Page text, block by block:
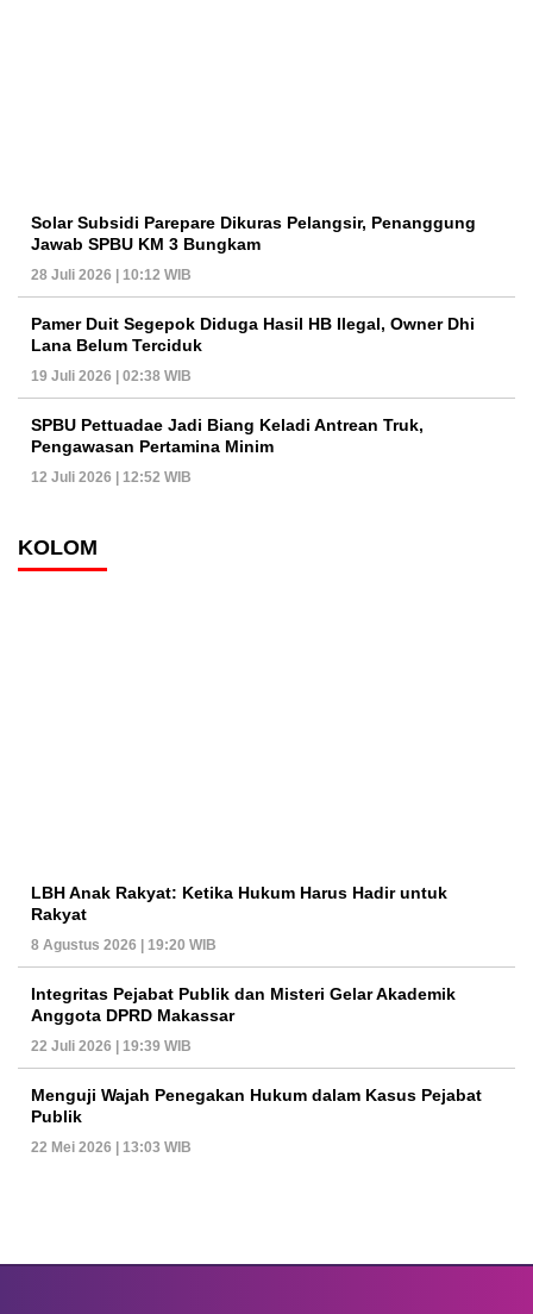
Solar Subsidi Parepare Dikuras Pelangsir, Penanggung
Jawab SPBU KM 3 Bungkam
28 Juli 2026 | 10:12 WIB
Pamer Duit Segepok Diduga Hasil HB Ilegal, Owner Dhi
Lana Belum Terciduk
19 Juli 2026 | 02:38 WIB
SPBU Pettuadae Jadi Biang Keladi Antrean Truk,
Pengawasan Pertamina Minim
12 Juli 2026 | 12:52 WIB
KOLOM
LBH Anak Rakyat: Ketika Hukum Harus Hadir untuk
Rakyat
8 Agustus 2026 | 19:20 WIB
Integritas Pejabat Publik dan Misteri Gelar Akademik
Anggota DPRD Makassar
22 Juli 2026 | 19:39 WIB
Menguji Wajah Penegakan Hukum dalam Kasus Pejabat
Publik
22 Mei 2026 | 13:03 WIB